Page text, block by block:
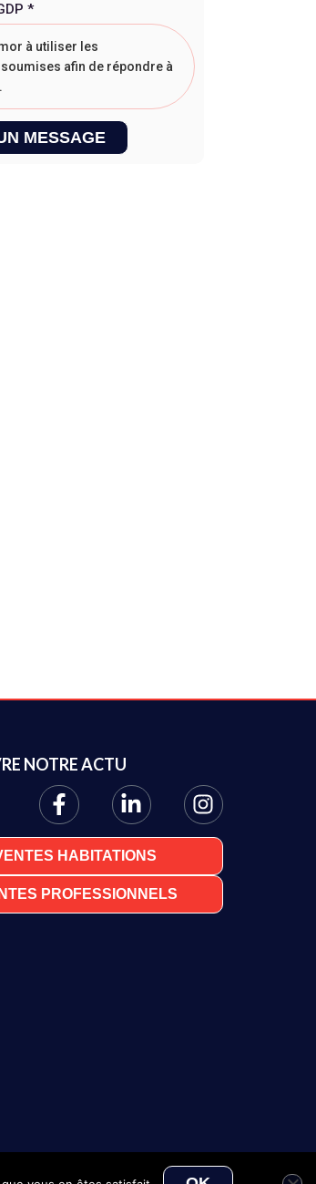
*
à utiliser les
afin de répondre à
MESSAGE
NOTRE ACTU
HABITATIONS
PROFESSIONNELS